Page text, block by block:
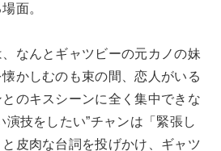
面。
なんとギャツビーの元カノの妹
かしむのも束の間、恋人がいる
のキスシーンに全く集中できな
演技をしたい”チャンは「緊張し
皮肉な台詞を投げかけ、ギャツ